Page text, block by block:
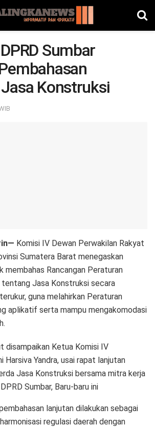
Sumbar
Konstruksi
Komisi IV Dewan Perwakilan Rakyat
Sumatera Barat menegaskan
membahas Rancangan Peraturan
tentang Jasa Konstruksi secara
guna melahirkan Peraturan
aplikatif serta mampu mengakomodasi
disampaikan Ketua Komisi IV
Harsiva Yandra, usai rapat lanjutan
Jasa Konstruksi bersama mitra kerja
Sumbar, Baru-baru ini
lanjutan dilakukan sebagai
regulasi daerah dengan